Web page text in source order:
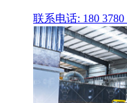
联系电话: 180 3780